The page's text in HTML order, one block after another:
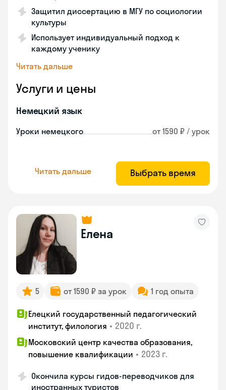
Защитил диссертацию в МГУ по социологии
культуры
Использует индивидуальный подход к
каждому ученику
Читать дальше
Услуги и цены
Немецкий язык
Уроки немецкого от 1590 ₽ / урок
Читать дальше Выбрать время
Елена
5 от 1590 ₽ за урок 1 год опыта
Елецкий государственный педагогический
институт, филология • 2020 г.
Московский центр качества образования,
повышение квалификации • 2023 г.
Окончила курсы гидов-переводчиков для
иностранных туристов